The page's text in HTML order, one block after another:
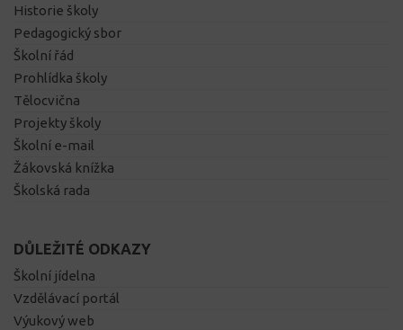
Historie školy
Pedagogický sbor
Školní řád
Prohlídka školy
Tělocvična
Projekty školy
Školní e-mail
Žákovská knížka
Školská rada
DŮLEŽITÉ ODKAZY
Školní jídelna
Vzdělávací portál
Výukový web